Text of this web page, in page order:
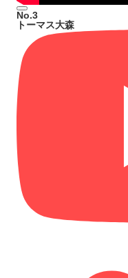
No.3
トーマス大森